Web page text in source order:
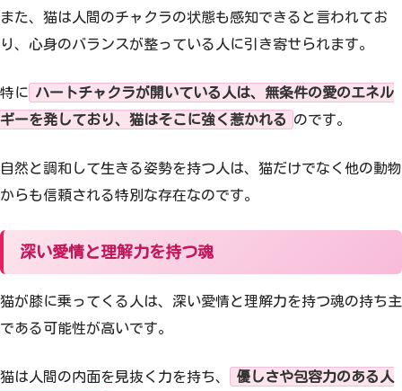
また、猫は人間のチャクラの状態も感知できると言われてお
り、心身のバランスが整っている人に引き寄せられます。
特に ハートチャクラが開いている人は、無条件の愛のエネル
ギーを発しており、猫はそこに強く惹かれる
のです。
自然と調和して生きる姿勢を持つ人は、猫だけでなく他の動物
からも信頼される特別な存在なのです。
深い愛情と理解力を持つ魂
猫が膝に乗ってくる人は、深い愛情と理解力を持つ魂の持ち主
である可能性が高いです。
猫は人間の内面を見抜く力を持ち、
優しさや包容力のある人